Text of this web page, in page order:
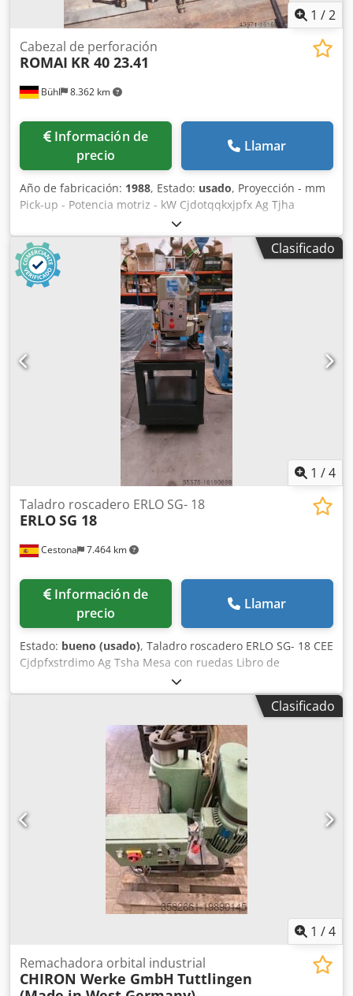
1 /2
Bühl 8.362 km
Cabezal de perforación
ROMAI KR 40 23.41
Información de
precio
Llamar
Año de fabricación: 1988, Estado: usado, Proyección - mm
Pick-up - Potencia motriz - kW Cjdotqqkxjpfx Ag Tjha
Capacidad de perforación por husillo máx. 23 mm
Distancia entre husillos máx. 400 mm Velocidad continua
máx. 1200 rpm Potencia total necesaria kW Peso de la
máquina aprox. t Espacio necesario aprox. m
Clasificado
1 /4
Cestona 7.464 km
Taladro roscadero ERLO SG- 18
ERLOSG 18
Información de
precio
Llamar
Estado: bueno (usado), Taladro roscadero ERLO SG- 18 CEE
Cjdpfxstrdimo Ag Tsha Mesa con ruedas Libro de
Clasificado
1 /4
Remachadora orbital industrial
CHIRON Werke GmbH Tuttlingen